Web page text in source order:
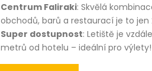
Centrum Faliraki: Skvělá
obchodů, barů a restaurací je to jen
Super dostupnost: Letiště je
metrů od hotelu – ideální pro výlety!